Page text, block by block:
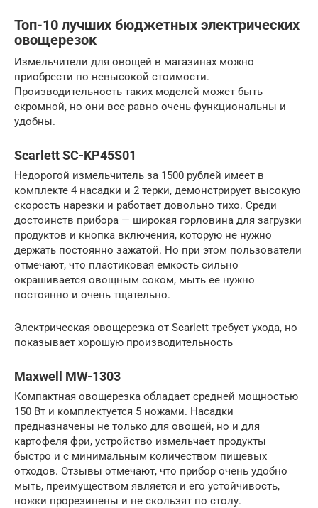
Топ-10 лучших бюджетных электрических
овощерезок
Измельчители для овощей в магазинах можно
приобрести по невысокой стоимости.
Производительность таких моделей может быть
скромной, но они все равно очень функциональны и
удобны.
Scarlett SC-KP45S01
Недорогой измельчитель за 1500 рублей имеет в
комплекте 4 насадки и 2 терки, демонстрирует высокую
скорость нарезки и работает довольно тихо. Среди
достоинств прибора — широкая горловина для загрузки
продуктов и кнопка включения, которую не нужно
держать постоянно зажатой. Но при этом пользователи
отмечают, что пластиковая емкость сильно
окрашивается овощным соком, мыть ее нужно
постоянно и очень тщательно.
Электрическая овощерезка от Scarlett требует ухода, но
показывает хорошую производительность
Maxwell MW-1303
Компактная овощерезка обладает средней мощностью
150 Вт и комплектуется 5 ножами. Насадки
предназначены не только для овощей, но и для
картофеля фри, устройство измельчает продукты
быстро и с минимальным количеством пищевых
отходов. Отзывы отмечают, что прибор очень удобно
мыть, преимуществом является и его устойчивость,
ножки прорезинены и не скользят по столу.